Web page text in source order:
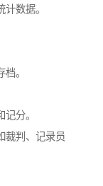
数据。
。
分。
裁判、记录员